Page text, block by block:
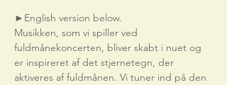
►English version below.
Musikken, som vi spiller ved
fuldmånekoncerten, bliver skabt i nuet og
er inspireret af det stjernetegn, der
aktiveres af fuldmånen. Vi tuner ind på den